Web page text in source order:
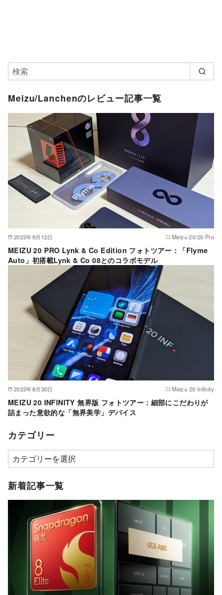
Meizu/Lanchenのレビュー記事一覧
2023年9月12日 Meizu 20/20 Pro
MEIZU 20 PRO Lynk & Co Edition フォトツアー：「Flyme
Auto」初搭載Lynk & Co 08とのコラボモデル
2023年8月30日 Meizu 20 Infinity
MEIZU 20 INFINITY 無界版 フォトツアー：細部にこだわりが
詰まった意欲的な「無界美学」デバイス
カテゴリー
カ
テ
ゴ
新着記事一覧